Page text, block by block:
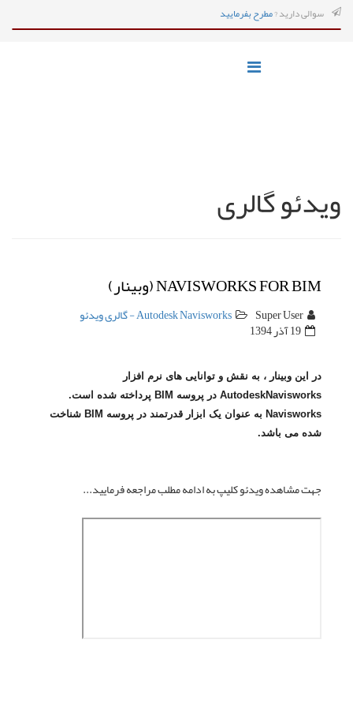
سوالی دارید ?مطرح بفرمایید
ویدئو گالری
NAVISWORKS FOR BIM (وبینار)
Super User Autodesk Navisworks - گالری ویدئو
19 آذر 1394
در این وبینار ، به نقش و توانایی های نرم افزار
AutodeskNavisworks در پروسه BIM پرداخته شده است.
Navisworks به عنوان یک ابزار قدرتمند در پروسه BIM شناخت
شده می باشد.
جهت مشاهده ویدئو کلیپ به ادامه مطلب مراجعه فرمایید...